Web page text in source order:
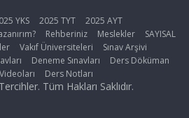
YKS 2025 TYT
2025 AYT
Rehberiniz Meslekler
SAYISAL
Vakıf Üniversiteleri
Sınav Arşivi
Deneme Sınavları
Ders Döküman
Ders Notları
Tüm Hakları Saklıdır.